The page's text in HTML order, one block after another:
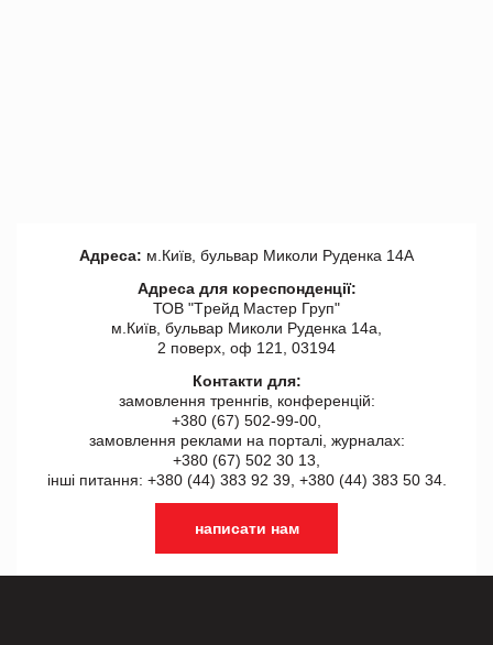
Адреса: м.Київ, бульвар Миколи Руденка 14А
Адреса для кореспонденції:
ТОВ "Tрейд Мастер Груп"
м.Київ, бульвар Миколи Руденка 14а,
2 поверх, оф 121, 03194
Контакти для:
замовлення треннгів, конференцій:
+380 (67) 502-99-00,
замовлення реклами на порталі, журналах:
+380 (67) 502 30 13,
інші питання: +380 (44) 383 92 39, +380 (44) 383 50 34.
написати нам